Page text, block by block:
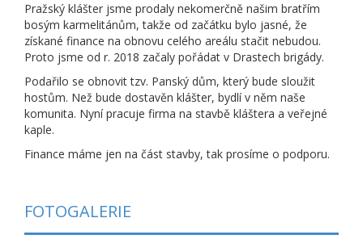
Pražský klášter jsme prodaly nekomerčně našim bratřím
bosým karmelitánům, takže od začátku bylo jasné, že
získané finance na obnovu celého areálu stačit nebudou.
Proto jsme od r. 2018 začaly pořádat v Drastech brigády.
Podařilo se obnovit tzv. Panský dům, který bude sloužit
hostům. Než bude dostavěn klášter, bydlí v něm naše
komunita. Nyní pracuje firma na stavbě kláštera a veřejné
kaple.
Finance máme jen na část stavby, tak prosíme o podporu.
FOTOGALERIE